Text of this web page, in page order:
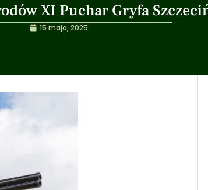
XI Puchar Gryfa
15 maja, 2025